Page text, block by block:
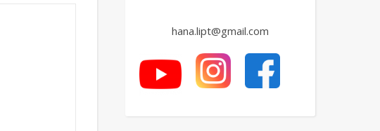
hana.lipt@gmail.com